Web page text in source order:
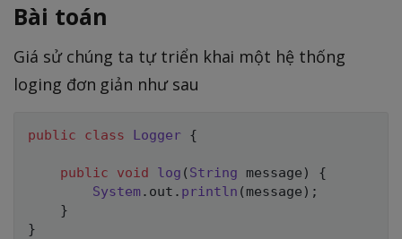
Bài toán
Giá sử chúng ta tự triển khai một hệ thống
loging đơn giản như sau
public class Logger {
public void log ( String message )
{
System. out . println ( message ) ;
}
}